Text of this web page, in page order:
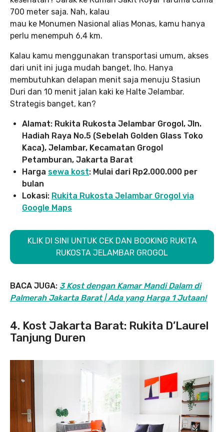
700 meter saja. Nah, kalau
mau ke Monumen Nasional alias Monas, kamu hanya
perlu menempuh 6,4 km.
Kalau kamu menggunakan transportasi umum, akses
dari unit ini juga mudah banget, lho. Hanya
membutuhkan delapan menit saja menuju Stasiun
Duri dan 10 menit jalan kaki ke Halte Jelambar.
Strategis banget, kan?
Alamat: Rukita Rukosta Jelambar Grogol, Jln.
Hadiah Raya No.5 (Sebelah Golden Glass Toko
Kaca), Jelambar, Kecamatan Grogol
Petamburan, Jakarta Barat
Harga sewa kost: Mulai dari Rp2.000.000 per
bulan
Lokasi: Rukita Rukosta Jelambar Grogol via
Google Maps
KLIK DI SINI UNTUK CEK DAN BOOKING RUKITA
RUKOSTA JELAMBAR GROGOL
BACA JUGA: 3 Kost dengan Kamar Mandi Dalam di
Palmerah Jakarta Barat | Ada yang Harga 1 Jutaan!
4. Kost Jakarta Barat: Rukita D’Laurel
Tanjung Duren